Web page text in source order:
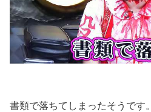
書類で落ちてしまったそうです。